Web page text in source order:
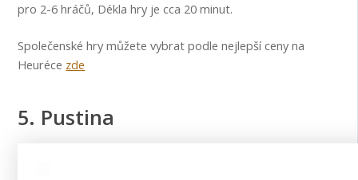
pro 2-6 hráčů, Dékla hry je cca 20 minut.
Společenské hry můžete vybrat podle nejlepší ceny na
Heuréce zde
5. Pustina